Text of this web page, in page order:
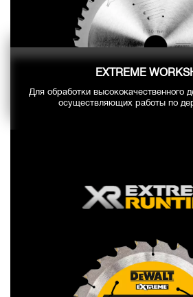
EXTREME
Для обработки высококачественного
осуществляющих работы по